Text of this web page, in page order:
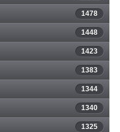
1478
1448
1423
1383
1344
1340
1325